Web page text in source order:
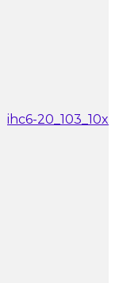
ihc6-20_103_10x